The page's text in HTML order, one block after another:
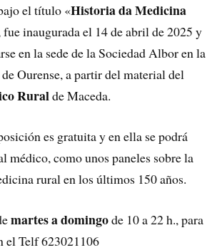
el título «Historia da Medicina
fue inaugurada el 14 de abril de 2025 y
en la sede de la Sociedad Albor en la
Ourense, a partir del material del
Ruralde Maceda.
es gratuita y en ella se podrá
médico, como unos paneles sobre la
rural en los últimos 150 años.
martes a domingode 10 a 22 h., para
el Telf 623021106